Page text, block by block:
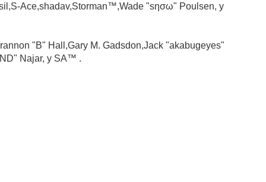
Ace,shadav,Storman™,Wade "sησω" Poulsen, y
"B" Hall,Gary M. Gadsdon,Jack "akabugeyes"
Najar, y SA™ .